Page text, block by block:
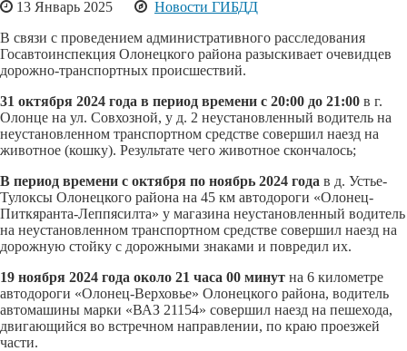
13 Январь 2025
Новости ГИБДД
В связи с проведением административного расследования
Госавтоинспекция Олонецкого района разыскивает очевидцев
дорожно-транспортных происшествий.
31 октября 2024 года в период времени с 20:00 до 21:00 в г.
Олонце на ул. Совхозной, у д. 2 неустановленный водитель на
неустановленном транспортном средстве совершил наезд на
животное (кошку). Результате чего животное скончалось;
В период времени с октября по ноябрь 2024 года в д. Устье-
Тулоксы Олонецкого района на 45 км автодороги «Олонец-
Питкяранта-Леппясилта» у магазина неустановленный водитель
на неустановленном транспортном средстве совершил наезд на
дорожную стойку с дорожными знаками и повредил их.
19 ноября 2024 года около 21 часа 00 минут на 6 километре
автодороги «Олонец-Верховье» Олонецкого района, водитель
автомашины марки «ВАЗ 21154» совершил наезд на пешехода,
двигающийся во встречном направлении, по краю проезжей
части.